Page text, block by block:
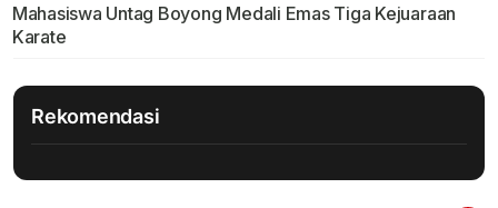
Mahasiswa Untag Boyong Medali Emas Tiga Kejuaraan
Karate
Rekomendasi